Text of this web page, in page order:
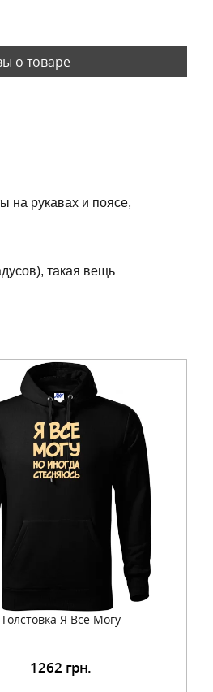
о товаре
на рукавах и поясе,
такая вещь
Толстовка Я Все Могу
1262 грн.